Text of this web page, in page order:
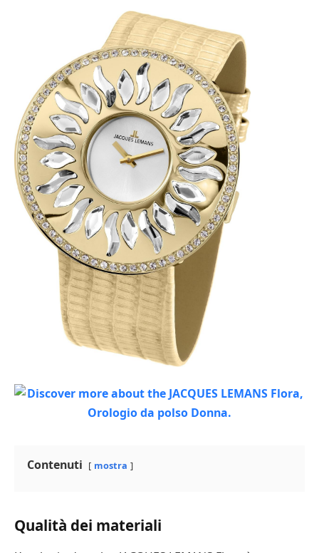
Contenuti mostra
Qualità dei materiali